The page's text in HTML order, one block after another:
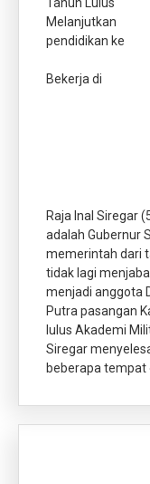
Melanjutkan
pendidikan ke
Bekerja di
Raja Inal Siregar
adalah Gubernur
memerintah dari
tidak lagi
menjadi anggota
Putra pasangan
lulus Akademi
Siregar
beberapa tempat